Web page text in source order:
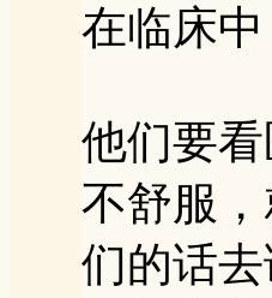
在临床
他们要
不舒服
们的话